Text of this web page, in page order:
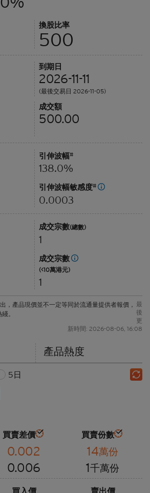
換股比率
500
到期日
2026-11-11
(最後交易日 2026-11-05)
成交額
500.00
引伸波幅#
138.0%
引伸波幅敏感度#
0.0003
成交宗數(總數)
1
成交宗數
(<10萬港元)
1
，產品現價並不一定等同於流通量提供者報價，
。
最
後
更
新時間: 2026-08-06, 16:08
產品熱度
5日
買賣差價
買賣份數
0.002 14萬份
0.006 1千萬份
買入價
賣出價